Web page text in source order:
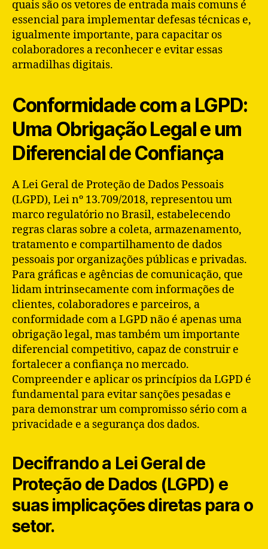
quais são os vetores de entrada mais comuns é
essencial para implementar defesas técnicas e,
igualmente importante, para capacitar os
colaboradores a reconhecer e evitar essas
armadilhas digitais.
Conformidade com a LGPD:
Uma Obrigação Legal e um
Diferencial de Confiança
A Lei Geral de Proteção de Dados Pessoais
(LGPD), Lei nº 13.709/2018, representou um
marco regulatório no Brasil, estabelecendo
regras claras sobre a coleta, armazenamento,
tratamento e compartilhamento de dados
pessoais por organizações públicas e privadas.
Para gráficas e agências de comunicação, que
lidam intrinsecamente com informações de
clientes, colaboradores e parceiros, a
conformidade com a LGPD não é apenas uma
obrigação legal, mas também um importante
diferencial competitivo, capaz de construir e
fortalecer a confiança no mercado.
Compreender e aplicar os princípios da LGPD é
fundamental para evitar sanções pesadas e
para demonstrar um compromisso sério com a
privacidade e a segurança dos dados.
Decifrando a Lei Geral de
Proteção de Dados (LGPD) e
suas implicações diretas para o
setor.